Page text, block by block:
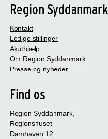
Region Syddanmark
Kontakt
Ledige stillinger
Akuthjælp
Om Region Syddanmark
Presse og nyheder
Find os
Region Syddanmark,
Regionshuset
Damhaven 12